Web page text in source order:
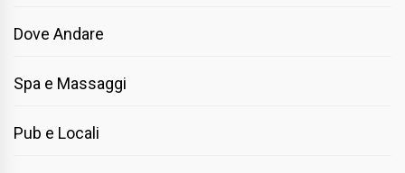
Dove Andare
Spa e Massaggi
Pub e Locali